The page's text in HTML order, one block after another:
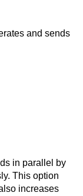
and sends
in parallel by
This option
increases